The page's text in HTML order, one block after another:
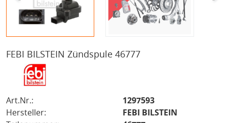
FEBI BILSTEIN Zündspule 46777
Art.Nr.:
1297593
Hersteller:
FEBI BILSTEIN